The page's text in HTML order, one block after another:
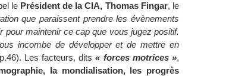
le Président de la CIA, Thomas Fingar, le
que paraissent prendre les évènements
maintenir ce cap que vous jugez positif.
incombe de développer et de mettre en
Les facteurs, dits« forces motrices »,
la mondialisation, les progrès